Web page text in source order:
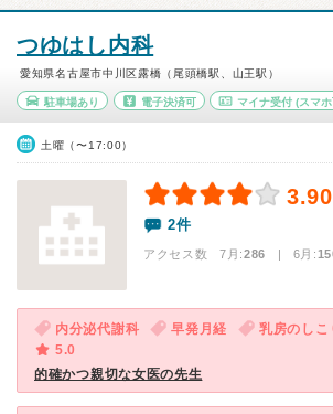
つゆはし内科
愛知県名古屋市中川区露橋（尾頭橋駅、山王駅）
駐車場あり 電子決済可 マイナ受付 (スマ
土曜（〜17:00）
3.90
2件
アクセス数 7月:286 | 6月:
内分泌代謝科 早発月経
乳房のしこ
5.0
的確かつ親切な女医の先生